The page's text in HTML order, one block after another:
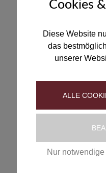
Zecken-Schutz
tierärztezeitung 01/2018,
Mit freundlicher
www.thesportgroup.de
Cookies
Diese Website
das
unserer
ALLE
Nur